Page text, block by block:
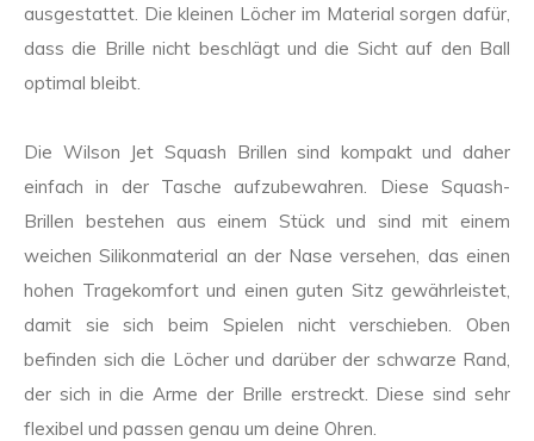
ausgestattet. Die kleinen Löcher im Material sorgen dafür,
dass die Brille nicht beschlägt und die Sicht auf den Ball
optimal bleibt.
Die Wilson Jet Squash Brillen sind kompakt und daher
einfach in der Tasche aufzubewahren. Diese Squash-
Brillen bestehen aus einem Stück und sind mit einem
weichen Silikonmaterial an der Nase versehen, das einen
hohen Tragekomfort und einen guten Sitz gewährleistet,
damit sie sich beim Spielen nicht verschieben. Oben
befinden sich die Löcher und darüber der schwarze Rand,
der sich in die Arme der Brille erstreckt. Diese sind sehr
flexibel und passen genau um deine Ohren.